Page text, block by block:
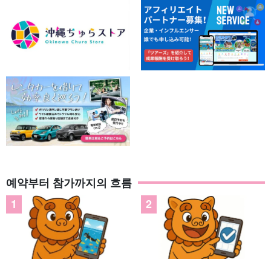
예약부터 참가까지의 흐름